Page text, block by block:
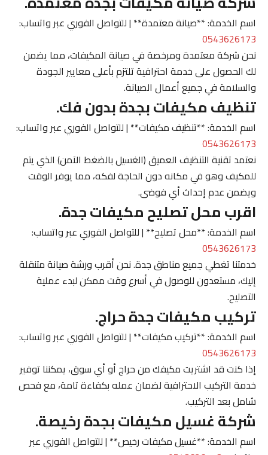
اسم الخدمة: **صيانة معتمدة** | للتواصل الفوري عبر واتساب:
0543626173
نحن شركة معتمدة ومرخصة في صيانة المكيفات، مما يضمن
لك الحصول على خدمة احترافية تلتزم بأعلى معايير الجودة
والسلامة في جميع أعمال الصيانة.
تنظيف مكيفات بجدة بدون فك.
اسم الخدمة: **تنظيف مكيفات** | للتواصل الفوري عبر واتساب:
0543626173
نعتمد تقنية التنظيف العميق (الغسيل بالضغط الآمن) الذي يتم
للمكيف وهو في مكانه دون الحاجة لفكه، مما يوفر الوقت
ويضمن عدم إحداث أي فوضى.
اقرب محل تصليح مكيفات جدة.
اسم الخدمة: **محل تصليح** | للتواصل الفوري عبر واتساب:
0543626173
خدمتنا تغطي جميع مناطق جدة. نحن أقرب ورشة صيانة متنقلة
إليك، مستعدون للوصول في أسرع وقت ممكن لبدء عملية
التصليح.
تركيب مكيفات جدة حراج.
اسم الخدمة: **تركيب مكيفات** | للتواصل الفوري عبر واتساب:
0543626173
إذا كنت قد اشتريت مكيفك من حراج أو أي سوق، يمكننا توفير
خدمة التركيب الاحترافية لضمان عمله بكفاءة تامة، مع فحص
شامل بعد التركيب.
شركة غسيل مكيفات بجدة رخيصة.
اسم الخدمة: **غسيل مكيفات رخيص** | للتواصل الفوري عبر